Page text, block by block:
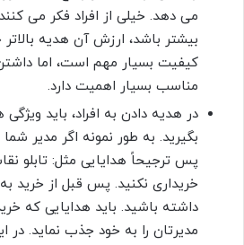
می دهد. خیلی از افراد فکر می
بیشتر باشد، ارزش آن هدیه
کیفیت بسیار مهم است، اما
مناسب بسیار اهمیت دارد.
در هدیه دادن به افراد، باید
بگیرید. به طور نمونه اگر مدیر شما
پس ترجیحاً هدایایی مثل: تابلو
خریداری نکنید. پس قبل از خرید
داشته باشید. باید هدایایی که
مدیرتان را به خود جذب نماید.